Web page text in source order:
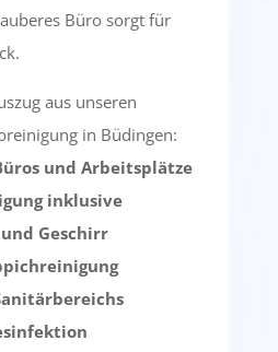
Büro sorgt für
aus unseren
in Büdingen:
und Arbeitsplätze
inklusive
Geschirr